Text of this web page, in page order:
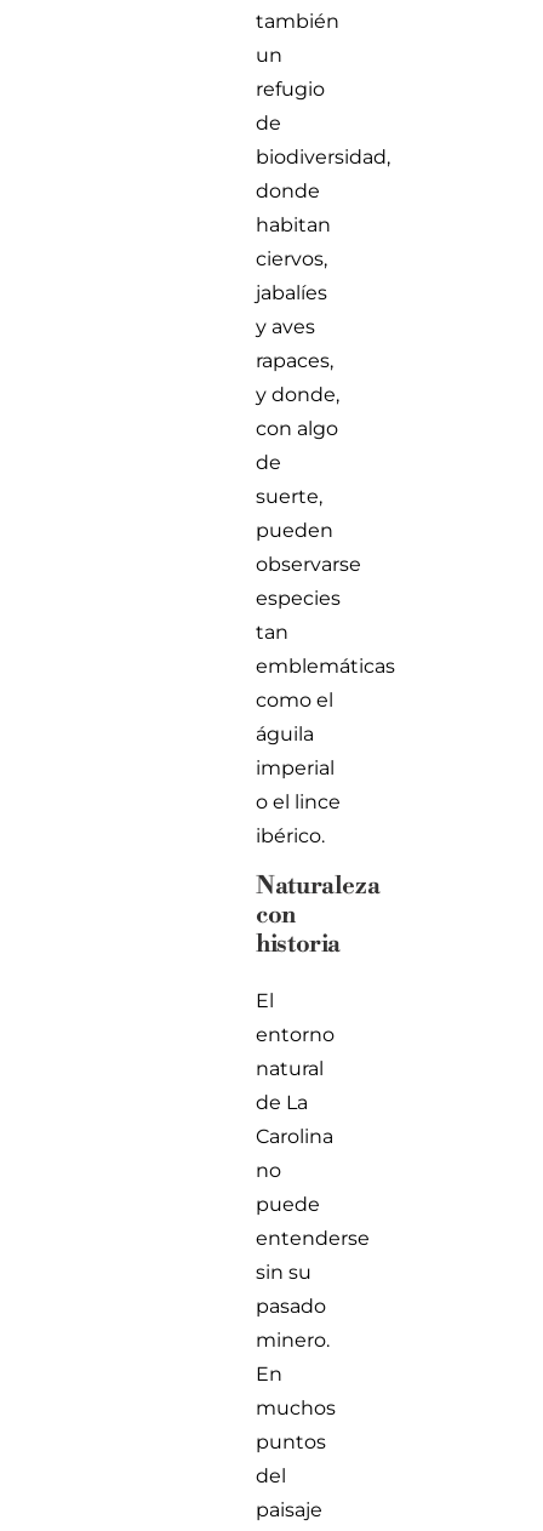
también
un
refugio
de
biodiversidad,
donde
habitan
ciervos,
jabalíes
y aves
rapaces,
y donde,
con algo
de
suerte,
pueden
observarse
especies
tan
emblemáticas
como el
águila
imperial
o el lince
ibérico.
Naturaleza
con
historia
El
entorno
natural
de La
Carolina
no
puede
entenderse
sin su
pasado
minero.
En
muchos
puntos
del
paisaje